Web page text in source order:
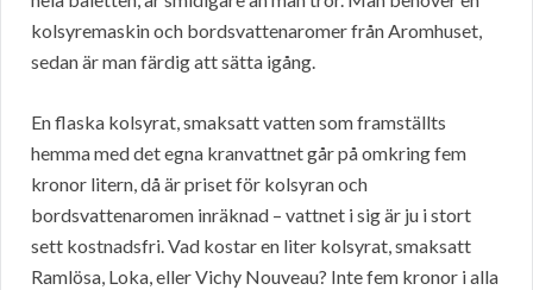
kolsyremaskin och bordsvattenaromer från Aromhuset,
sedan är man färdig att sätta igång.
En flaska kolsyrat, smaksatt vatten som framställts
hemma med det egna kranvattnet går på omkring fem
kronor litern, då är priset för kolsyran och
bordsvattenaromen inräknad – vattnet i sig är ju i stort
sett kostnadsfri. Vad kostar en liter kolsyrat, smaksatt
Ramlösa, Loka, eller Vichy Nouveau? Inte fem kronor i alla